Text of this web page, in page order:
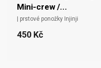
Mini-crew /...
| prstové ponožky Injinji
450 Kč